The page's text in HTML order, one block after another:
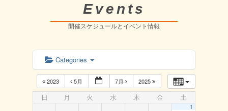
Events
開催スケジュールとイベント情報
Categories
2023 5月 7月 2025
日 月 火 水 木 金 土
1